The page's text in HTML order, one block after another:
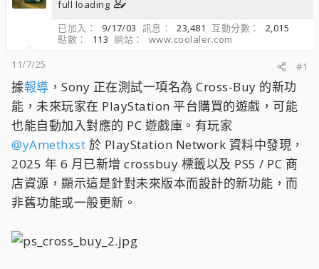
full loading
已加入
9/17/03 訊息 23,481 互動分數
2,015
點數
113 網站
www.coolaler.com
11/7/25
#1
據報導 ，Sony 正在測試一項名為 Cross-Buy 的新功
能，未來玩家在 PlayStation 平台購買的遊戲，可能
也能自動加入對應的 PC 遊戲庫。有玩家
@yAmethxst 於 PlayStation Network 資料中發現，
2025 年 6 月已新增 crossbuy 標籤以及 PS5 / PC 商
店資源，顯示這是針對未來版本而設計的新功能，而
非舊功能或一般更新。